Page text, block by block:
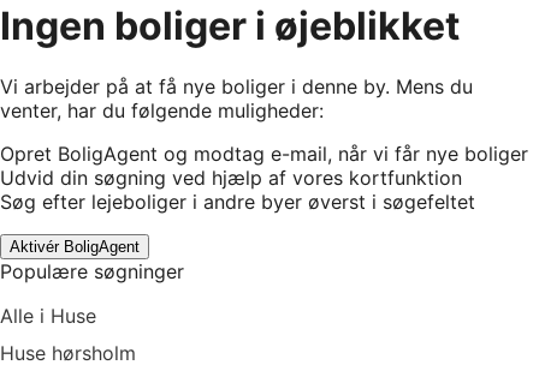
Ingen boliger i øjeblikket
Vi arbejder på at få nye boliger i denne by. Mens du
venter, har du følgende muligheder:
Opret BoligAgent og modtag e-mail, når vi får nye boliger
Udvid din søgning ved hjælp af vores kortfunktion
Søg efter lejeboliger i andre byer øverst i søgefeltet
Aktivér BoligAgent
Populære søgninger
Alle i Huse
Huse hørsholm